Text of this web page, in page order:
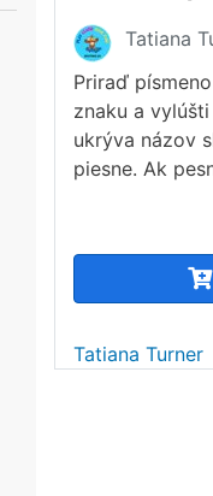
Tatiana
Priraď
znaku a
ukrýva názov
piesne. Ak
Tatiana Turner